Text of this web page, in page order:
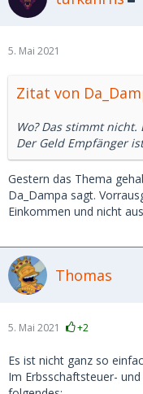
5. Mai 2021
Zitat von
Wo? Das stimmt
Der Geld Empfänger
Gestern das Thema
Da_Dampa sagt.
Einkommen und nicht
Thomas
5. Mai 2021 +2
Es ist nicht ganz so
Im Erbsschaftsteuer-